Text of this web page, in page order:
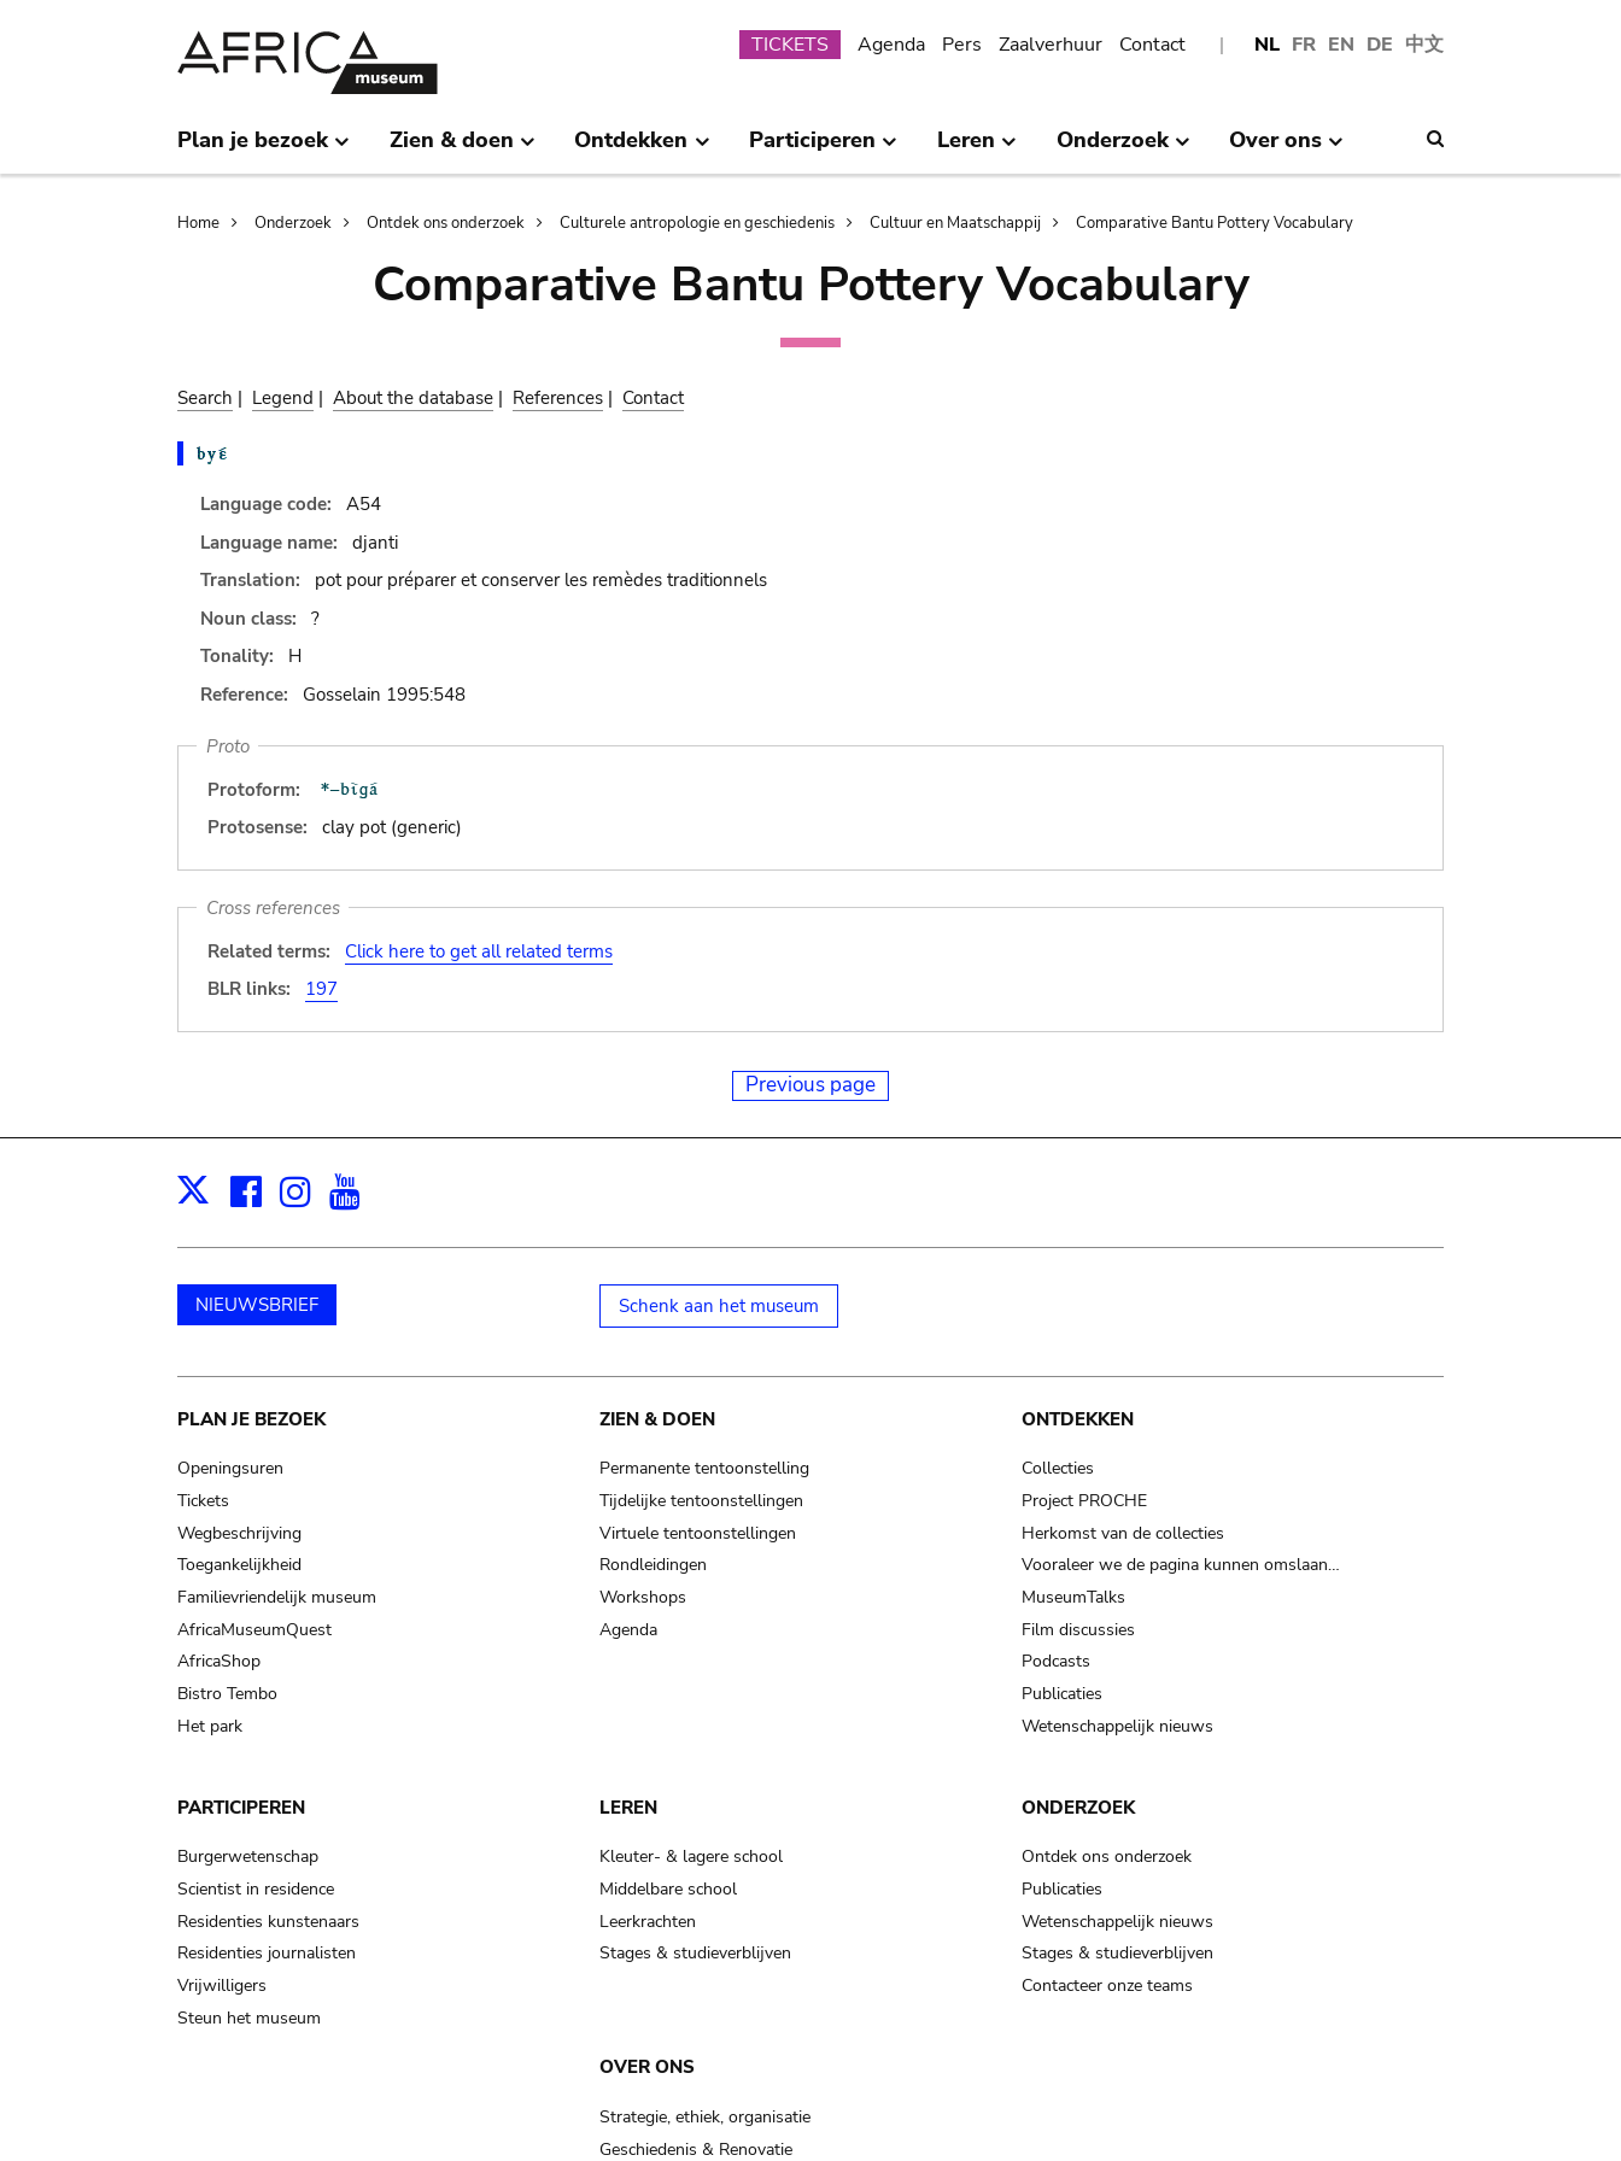
NL FR EN DE 中文
Submenu
TICKETS Agenda Pers Zaalverhuur Contact
Plan je bezoek Zien & doen Ontdekken Participeren Leren Onderzoek Over ons
Breadcrumb
Home Onderzoek Ontdek ons onderzoek Culturele antropologie en geschiedenis Cultuur en Maatschappij Comparative Bantu Pottery Vocabulary
Comparative Bantu Pottery Vocabulary
Search | Legend | About the database | References | Contact
Language code:
A54
Language name:
djanti
Translation:
pot pour préparer et conserver les remèdes traditionnels
Noun class:
?
Tonality:
H
Reference:
Gosselain 1995:548
Proto
Protoform:
Protosense:
clay pot (generic)
Cross references
Related terms:
Click here to get all related terms
BLR links:
197
Previous page
X Facebook
Instagram
NIEUWSBRIEF Schenk aan het museum
Main
navigation
PLAN JE BEZOEK
Openingsuren
Tickets
Wegbeschrijving
Toegankelijkheid
Familievriendelijk museum
AfricaMuseumQuest
AfricaShop
Bistro Tembo
Het park
ZIEN & DOEN
Permanente tentoonstelling
Tijdelijke tentoonstellingen
Virtuele tentoonstellingen
Rondleidingen
Workshops
Agenda
ONTDEKKEN
Collecties
Project PROCHE
Herkomst van de collecties
Vooraleer we de pagina kunnen omslaan…
MuseumTalks
Film discussies
Podcasts
Publicaties
Wetenschappelijk nieuws
PARTICIPEREN
Burgerwetenschap
Scientist in residence
Residenties kunstenaars
Residenties journalisten
Vrijwilligers
Steun het museum
LEREN
Kleuter- & lagere school
Middelbare school
Leerkrachten
Stages & studieverblijven
ONDERZOEK
Ontdek ons onderzoek
Publicaties
Wetenschappelijk nieuws
Stages & studieverblijven
Contacteer onze teams
OVER ONS
Strategie, ethiek, organisatie
Geschiedenis & Renovatie